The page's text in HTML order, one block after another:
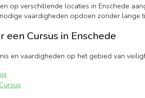
op verschillende locaties in Enschede
vaardigheden opdoen zonder lange
een Cursus in Enschede
en vaardigheden op het gebied van